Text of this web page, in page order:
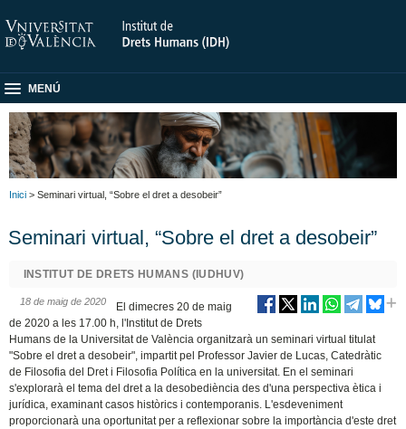
MENÚ
Inici > Seminari virtual, “Sobre el dret a desobeir”
Seminari virtual, “Sobre el dret a desobeir”
INSTITUT DE DRETS HUMANS (IUDHUV)
18 de maig de 2020
El dimecres 20 de maig
de 2020 a les 17.00 h, l'Institut de Drets
Humans de la Universitat de València organitzarà un seminari virtual titulat
"Sobre el dret a desobeir", impartit pel Professor Javier de Lucas, Catedràtic
de Filosofia del Dret i Filosofia Política en la universitat. En el seminari
s'explorarà el tema del dret a la desobediència des d'una perspectiva ètica i
jurídica, examinant casos històrics i contemporanis. L'esdeveniment
proporcionarà una oportunitat per a reflexionar sobre la importància d'este dret